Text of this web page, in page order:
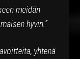
meidän
hyvin.”
yhtenä